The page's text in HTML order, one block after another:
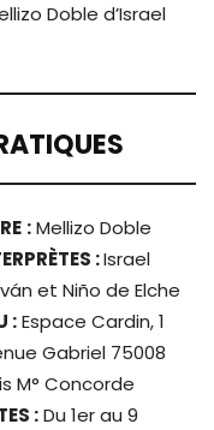
Doble d’Israel
:Mellizo Doble
:Israel
et Niño de Elche
:Espace Cardin, 1
Gabriel 75008
M° Concorde
:Du 1er au 9